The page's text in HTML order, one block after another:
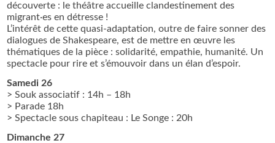
découverte : le théâtre accueille clandestinement des
migrant·es en détresse !
L’intérêt de cette quasi-adaptation, outre de faire sonner des
dialogues de Shakespeare, est de mettre en œuvre les
thématiques de la pièce : solidarité, empathie, humanité. Un
spectacle pour rire et s’émouvoir dans un élan d’espoir.
Samedi 26
> Souk associatif : 14h – 18h
> Parade 18h
> Spectacle sous chapiteau : Le Songe : 20h
Dimanche 27